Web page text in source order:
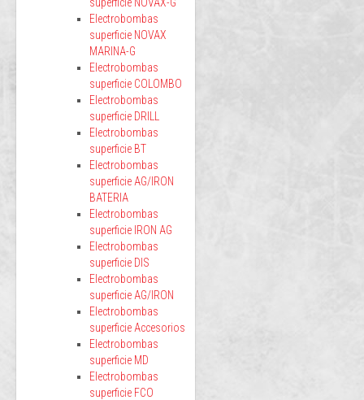
Electrobombas
superficie NOVAX
MARINA-G
Electrobombas
superficie COLOMBO
Electrobombas
superficie DRILL
Electrobombas
superficie BT
Electrobombas
superficie AG/IRON
BATERIA
Electrobombas
superficie IRON AG
Electrobombas
superficie DIS
Electrobombas
superficie AG/IRON
Electrobombas
superficie Accesorios
Electrobombas
superficie MD
Electrobombas
superficie FCO